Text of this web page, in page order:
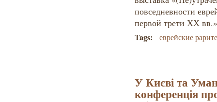
повседневности
первой трети ХХ вв.»
Tags: еврейские
У Києві та
конференція